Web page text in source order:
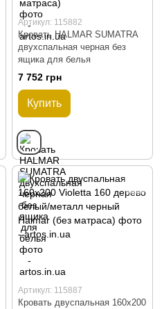
Артикул: 115882
Кровать HALMAR SUMATRA
двухспальная черная без
ящика для белья
7 752 грн
Купить
Артикул: 115887
Кровать двуспальная 160x200